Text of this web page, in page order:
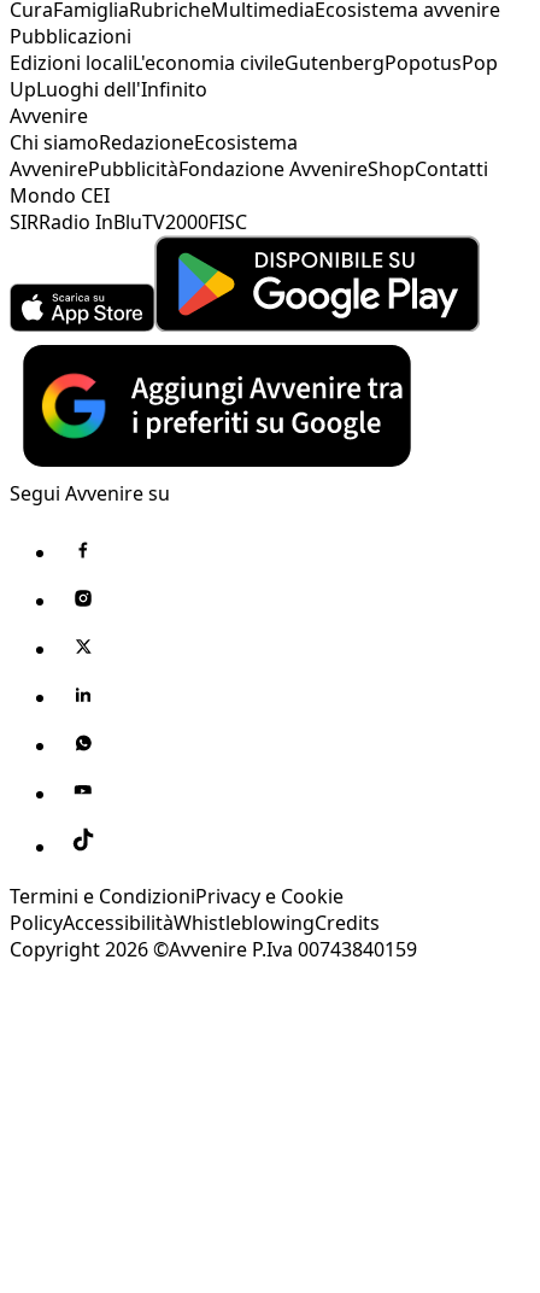
CuraFamigliaRubricheMultimediaEcosistema avvenire
Pubblicazioni
Edizioni localiL'economia civileGutenbergPopotusPop
UpLuoghi dell'Infinito
Avvenire
Chi siamoRedazioneEcosistema
AvvenirePubblicitàFondazione AvvenireShopContatti
Mondo CEI
SIRRadio InBluTV2000FISC
Segui Avvenire su
Termini e CondizioniPrivacy e Cookie
PolicyAccessibilitàWhistleblowingCredits
Copyright 2026 ©Avvenire P.Iva 00743840159